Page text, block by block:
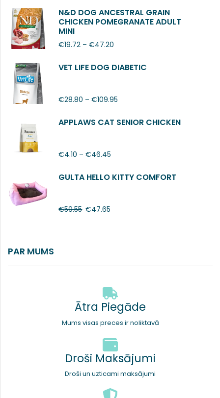
N&D DOG ANCESTRAL GRAIN
CHICKEN POMEGRANATE ADULT
MINI
€19.72 – €47.20
VET LIFE DOG DIABETIC
€28.80 – €109.95
APPLAWS CAT SENIOR CHICKEN
€4.10 – €46.45
GULTA HELLO KITTY COMFORT
€59.55 €47.65
PAR MUMS
Ātra Piegāde
Mums visas preces ir noliktavā
Droši Maksājumi
Droši un uzticami maksājumi